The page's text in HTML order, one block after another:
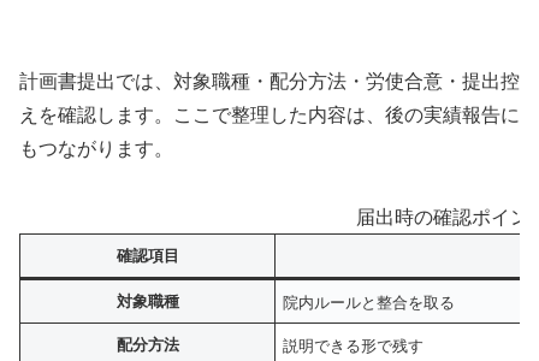
計画書提出では、対象職種・配分方法・労使合意・提出控
えを確認します。ここで整理した内容は、後の実績報告に
もつながります。
届出時の確認ポイン
確認項目
対象職種 院内ルールと整合を取る
配分方法 説明できる形で残す